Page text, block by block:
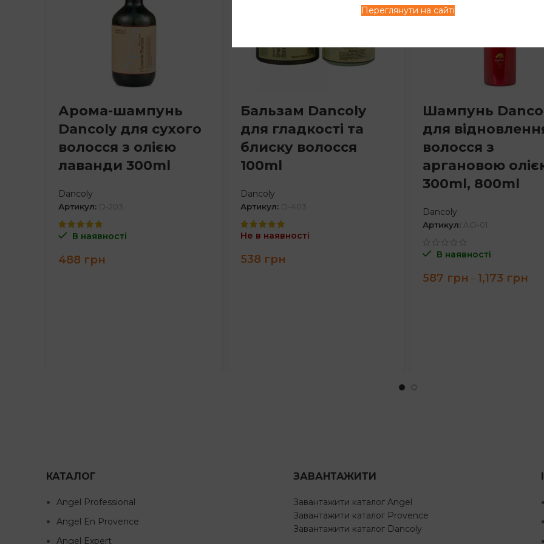
Переглянути на сайті
Арома-шампунь
Dancoly для сухого
волосся з олією
лаванди 300ml
Dancoly
Артикул: D-203
В наявності
488 грн
Бальзам Dancoly
для гладкості та
блиску волосся
100ml
Dancoly
Артикул: D-403
Не в наявності
538 грн
Шампунь
для
волосся з
аргановою
300ml, 800ml
Dancoly
Артикул: AO-01
В наявності
587 грн – 1,173 грн
КАТАЛОГ
Angel Professional
Angel En Provence
Angel Expert
ЗАВАНТАЖИТИ
Завантажити каталог Angel
Завантажити каталог Provence
Завантажити каталог Dancoly